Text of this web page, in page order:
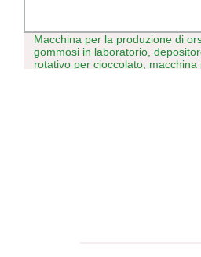
Macchina per la produzione di
gommosi in laboratorio,
rotativo per cioccolato, macchina